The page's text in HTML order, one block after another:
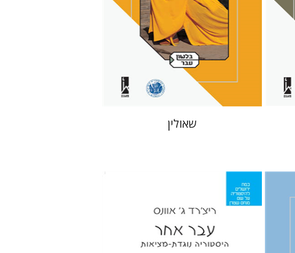
הנחת אתר ספר מודפס
$42
$38
שאולין
ריצ'רד ג' אוונס
מירי אליאב-פלדון